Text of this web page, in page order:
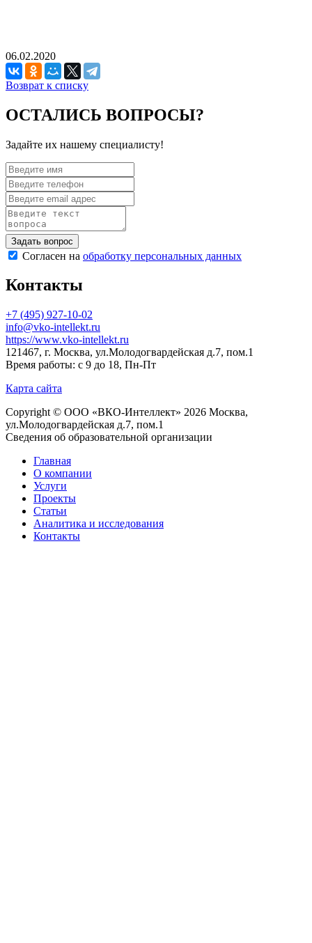
06.02.2020
Возврат к списку
ОСТАЛИСЬ ВОПРОСЫ?
Задайте их нашему специалисту!
Согласен на обработку персональных данных
Контакты
+7 (495) 927-10-02
info@vko-intellekt.ru
https://www.vko-intellekt.ru
121467, г. Москва, ул.Молодогвардейская д.7, пом.1
Время работы: с 9 до 18, Пн-Пт
Карта сайта
Copyright © ООО «ВКО-Интеллект» 2026 Москва,
ул.Молодогвардейская д.7, пом.1
Сведения об образовательной организации
Главная
О компании
Услуги
Проекты
Статьи
Аналитика и исследования
Контакты